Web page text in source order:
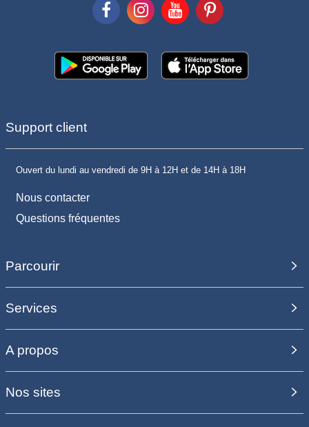
Support client
Ouvert du lundi au vendredi de 9H à 12H et de 14H à 18H
Nous contacter
Questions fréquentes
Parcourir
Services
A propos
Nos sites